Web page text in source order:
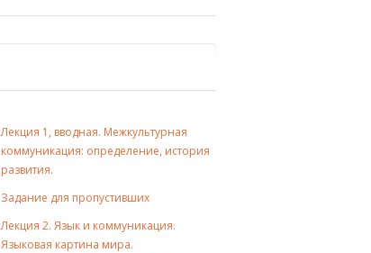
Лекция 1, вводная. Межкультурная
коммуникация: определение, история
развития.
Задание для пропустивших
Лекция 2. Язык и коммуникация.
Языковая картина мира.